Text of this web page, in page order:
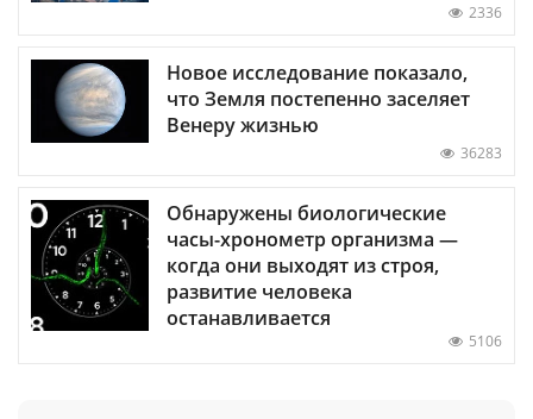
2336
Новое исследование показало,
что Земля постепенно заселяет
Венеру жизнью
36283
Обнаружены биологические
часы-хронометр организма —
когда они выходят из строя,
развитие человека
останавливается
5106